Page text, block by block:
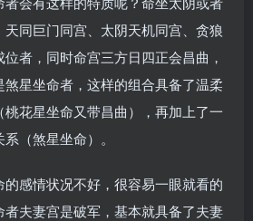
同巨门同宫、太阴天机同宫、贪狼
者，同时命宫三方日四正会昌曲，
星坐命者，这样的组合具备了温柔
花星坐命又带昌曲），再加上了一
（煞星坐命）。
感情状况不好，很容易一眼就看的
夫妻宫是破军，基本就具备了夫妻